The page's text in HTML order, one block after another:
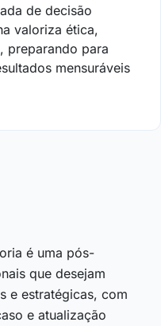
de decisão
valoriza ética,
preparando para
mensuráveis
é uma pós-
que desejam
e estratégicas, com
e atualização